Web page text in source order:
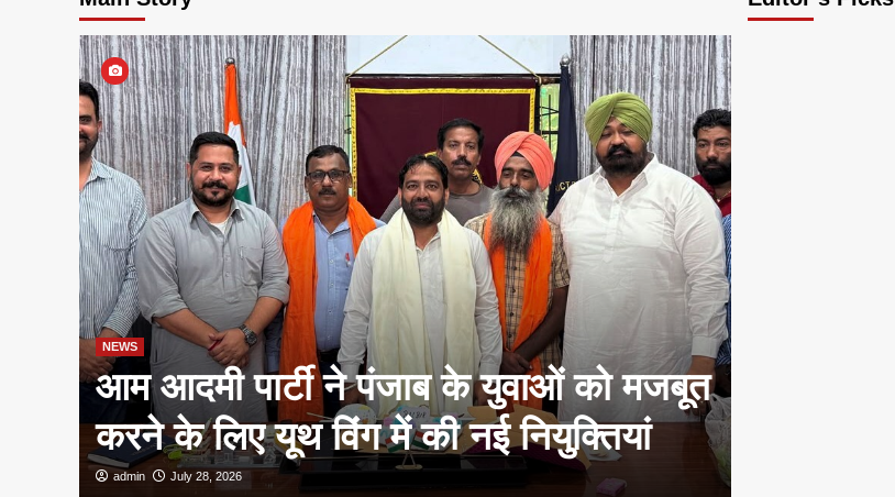
NEWS
आम आदमी पार्टी ने पंजाब के युवाओं को मजबूत
करने के लिए यूथ विंग में की नई नियुक्तियां
admin July 28, 2026